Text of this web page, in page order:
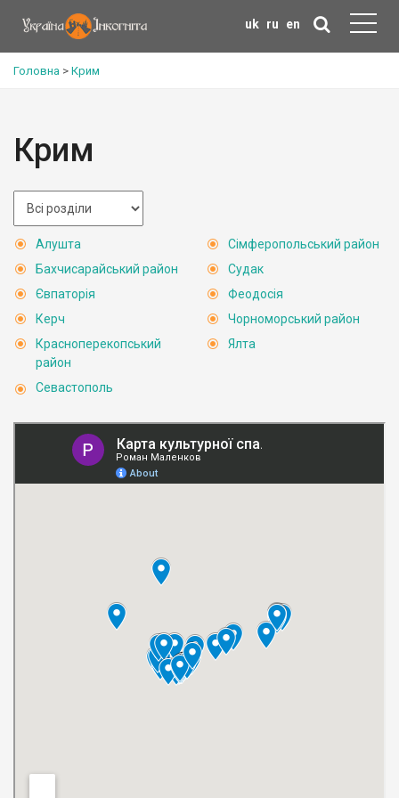
uk ru en
Головна > Крим
Крим
Алушта
Бахчисарайський район
Євпаторія
Керч
Красноперекопський
район
Севастополь
Сімферопольський район
Судак
Феодосія
Чорноморський район
Ялта